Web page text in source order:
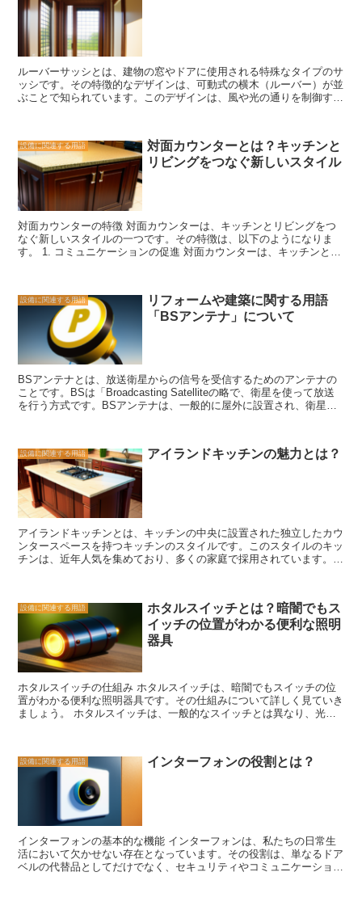
ルーバーサッシとは、建物の窓やドアに使用される特殊なタイプのサ
ッシです。その特徴的なデザインは、可動式の横木（ルーバー）が並
ぶことで知られています。このデザインは、風や光の通りを制御する
とで、風の通りや光の量を調節することができます。例えば、暑い夏
の日にはルーバーを開いて風を取り入れることができ、冬の寒い日に
はルーバーを閉じて断熱効果を高めることができます。 また、ルー
バーサッシはプライバシーを確保するための効果的な方法でもありま
す。ルーバーの角度を調整することで、外からの視線を遮ることがで
きます。これにより、室内のプライバシーを守りながらも、十分な自
然光を取り入れることができます。 さらに、ルーバーサッシは通気
性に優れています。ルーバーの間に隙間があるため、室内と外気の循
環を促進することができます。これにより、室内の空気が新鮮に保た
れ、湿気やカビの発生を防ぐことができます。 ルーバーサッシは、
られます。ルーバーサッシは、建物の外観を引き立てるだけでなく、
快適な室内環境を提供するための優れた選択肢です。
設備に関連する用語
対面カウンターとは？キッチンと
リビングをつなぐ新しいスタイル
対面カウンターの特徴 対面カウンターは、キッチンとリビングをつ
なぐ新しいスタイルの一つです。その特徴は、以下のようになりま
す。 1. コミュニケーションの促進 対面カウンターは、キッチンとリ
事の場としてだけでなく、仕事や勉強のスペースとしても活用するこ
とができます。キッチンでの調理作業や家事をしながら、パソコンや
書類を広げることができるため、効率的な時間の使い方ができます。
3. スペースの有効活用 対面カウンターは、キッチンとリビングの間
に設置されるため、スペースの有効活用が可能です。通常のダイニン
グテーブルよりもコンパクトなサイズでありながら、多くの人数が座
ることができるため、限られたスペースでも快適に食事を楽しむこと
ができます。 4. デザインのアクセント 対面カウンターは、キッチン
とリビングをつなぐ役割だけでなく、インテリアのアクセントとして
をつなぐ新しいスタイルとして注目されています。その特徴を活かし
て、家族や友人とのコミュニケーションを楽しみながら、快適な生活
を送ることができます。
設備に関連する用語
リフォームや建築に関する用語
「BSアンテナ」について
BSアンテナとは、放送衛星からの信号を受信するためのアンテナの
ことです。BSは「Broadcasting Satelliteの略で、衛星を使って放送
を行う方式です。BSアンテナは、一般的に屋外に設置され、衛星か
ボラアンテナは、円盤状のアンテナで、中央に受信部があり、その周
りに反射板が配置されています。この反射板は、衛星からの信号を集
め、受信部に集中させる役割を果たします。また、パラボラアンテナ
は、受信する衛星の位置に合わせて角度を調整することができるた
め、正確な受信が可能です。 BSアンテナの設置には、いくつかのポ
イントがあります。まず、アンテナの設置場所は、建物や樹木などに
遮られず、衛星からの信号を妨げない場所が望ましいです。また、ア
ンテナの向きも重要であり、受信する衛星の位置に合わせて正確に設
定する必要があります。さらに、アンテナの設置には、専門知識や技
めに欠かせない存在です。また、最近では、BSアンテナを使ってイ
ンターネットに接続することも可能になっており、高速で安定した通
信環境を提供しています。リフォームや建築を考えている方は、BS
アンテナの設置を検討してみると良いでしょう。
設備に関連する用語 アイランドキッチンの魅力とは？
アイランドキッチンとは、キッチンの中央に設置された独立したカウ
ンタースペースを持つキッチンのスタイルです。このスタイルのキッ
チンは、近年人気を集めており、多くの家庭で採用されています。
があるため、料理の準備や調理を行う際に、周囲の壁や家具に制約さ
れることなく、自由に動くことができます。また、アイランドキッチ
ンには収納スペースやシンク、コンロなどの設備が備わっていること
が多く、効率的な作業が可能です。 さらに、アイランドキッチンは
デザイン性にも優れています。キッチンの中央に存在するアイランド
は、一種のアクセントとなり、キッチン全体の雰囲気を引き立てま
す。また、アイランドのカウンターには、食事やお酒を楽しむための
スペースを設けることもできます。家族や友人とのコミュニケーショ
ンを楽しむ場としても活用できるのです。 さらに、アイランドキッ
ーションをより円滑にすることができます。また、アイランドキッチ
ンは、キッチンの中央に存在するため、料理の準備や調理をしなが
ら、リビングルームの様子を見渡すこともできます。 アイランドキ
ッチンは、機能性とデザイン性を兼ね備えた魅力的なキッチンスタイ
ルです。広々とした作業スペースやアクセントとなるデザイン、そし
てオープンキッチンのスタイルに適しているという点が、多くの人々
アイランドキッチンを検討してみてください。
設備に関連する用語
ホタルスイッチとは？暗闇でもス
イッチの位置がわかる便利な照明
器具
ホタルスイッチの仕組み ホタルスイッチは、暗闇でもスイッチの位
置がわかる便利な照明器具です。その仕組みについて詳しく見ていき
ましょう。 ホタルスイッチは、一般的なスイッチとは異なり、光を
物質が、外部からの刺激に反応して光を発することによって実現され
ます。この化学物質は、暗闇での光の放出に適した特性を持ってお
り、スイッチの位置を明るく照らすことができます。 ホタルスイッ
チの仕組みは非常にシンプルですが、その利便性は大きな魅力となっ
ています。例えば、夜間にトイレに行く際や、暗い廊下を歩く際に、
ホタルスイッチの光がスイッチの位置を明確に示してくれるため、迷
うことなくスイッチを操作することができます。 また、ホタルスイ
ッチは省エネルギーな点も魅力の一つです。光を発するために電力を
必要とせず、化学物質の反応によって光を得るため、長時間の使用で
設備に関連する用語 インターフォンの役割とは？
インターフォンの基本的な機能 インターフォンは、私たちの日常生
活において欠かせない存在となっています。その役割は、単なるドア
ベルの代替品としてだけでなく、セキュリティやコミュニケーション